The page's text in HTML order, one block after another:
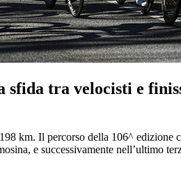
sfida tra velocisti e
km. Il percorso della 106^ edizione
e successivamente nell’ultimo